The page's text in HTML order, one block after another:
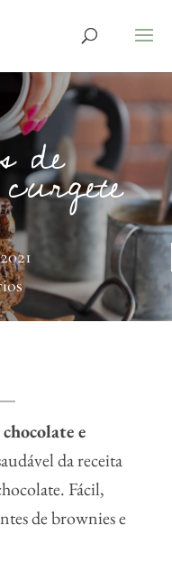
de
e
da receita
Fácil,
de brownies e